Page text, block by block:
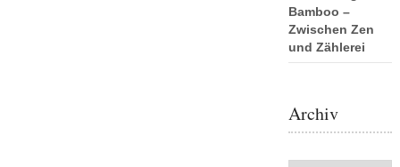
Bamboo –
Zwischen Zen
und Zählerei
Archiv